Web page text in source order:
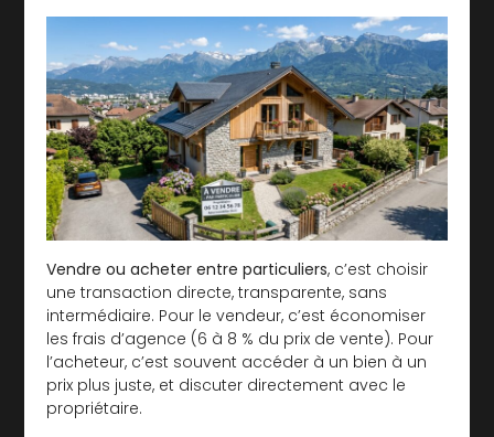
Vendre ou acheter entre particuliers, c’est choisir
une transaction directe, transparente, sans
intermédiaire. Pour le vendeur, c’est économiser
les frais d’agence (6 à 8 % du prix de vente). Pour
l’acheteur, c’est souvent accéder à un bien à un
prix plus juste, et discuter directement avec le
propriétaire.